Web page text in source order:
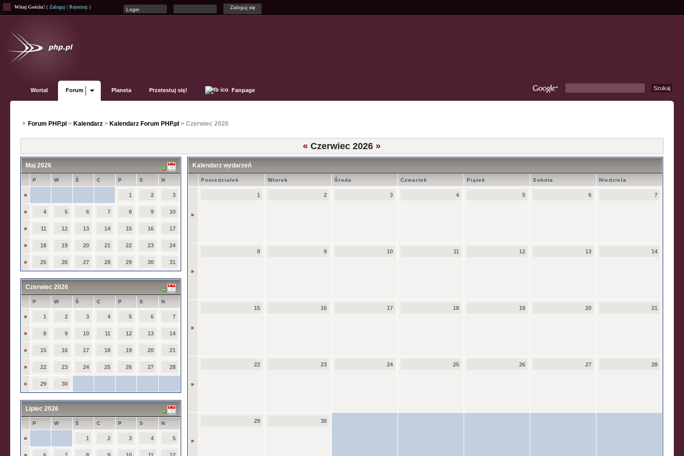
Witaj Gościu! ( Zaloguj | Rejestruj )
Wortal Forum Planeta Przetestuj się! Fanpage
Forum PHP.pl > Kalendarz > Kalendarz Forum PHP.pl > Czerwiec 2026
« Czerwiec 2026 »
Maj 2026
P W Ś C P S N
» 1 2 3
» 4 5 6 7 8 9 10
» 11 12 13 14 15 16 17
» 18 19 20 21 22 23 24
» 25 26 27 28 29 30 31
Czerwiec 2026
P W Ś C P S N
» 1 2 3 4 5 6 7
» 8 9 10 11 12 13 14
» 15 16 17 18 19 20 21
» 22 23 24 25 26 27 28
» 29 30
Lipiec 2026
P W Ś C P S N
» 1 2 3 4 5
Kalendarz wydarzeń
Poniedziałek Wtorek Środa Czwartek Piątek Sobota Niedziela
»
1 2 3 4 5 6 7
»
8 9 10 11 12 13 14
»
15 16 17 18 19 20 21
»
22 23 24 25 26 27 28
»
29 30